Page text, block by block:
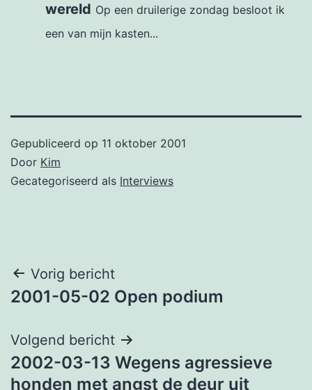
wereld Op een druilerige zondag besloot ik
een van mijn kasten...
Gepubliceerd op 11 oktober 2001
Door Kim
Gecategoriseerd als Interviews
Bericht
navigatie
Vorig bericht
2001-05-02 Open podium
Volgend bericht
2002-03-13 Wegens agressieve
honden met angst de deur uit